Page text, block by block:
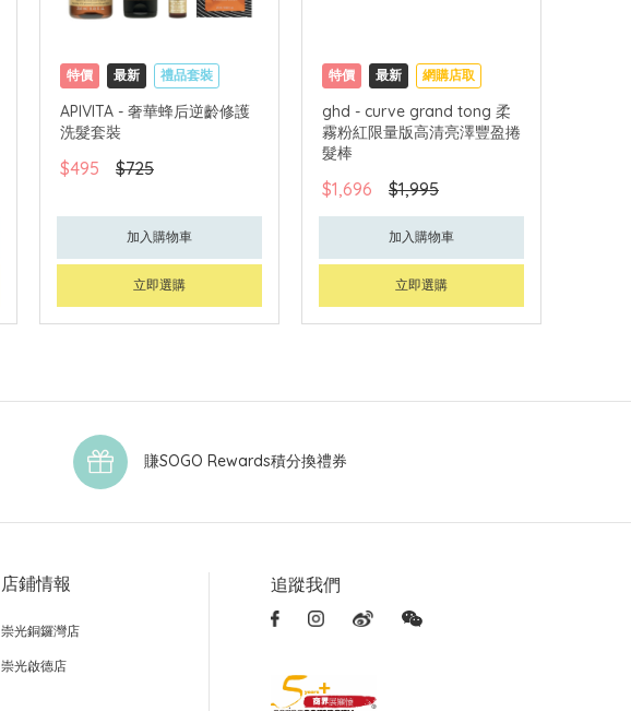
特價 最新
禮品套裝
網購店取
可中國內地配送
APIVITA - 奢華蜂后逆齡修護
洗髮套裝
$495 $725
加入購物車
立即選購
特價 最新 網購店取
ghd - curve grand tong 柔
霧粉紅限量版高清亮澤豐盈捲
髮棒
$1,696 $1,995
加入購物車
立即選購
賺SOGO Rewards積分換禮券
店鋪情報
崇光銅鑼灣店
崇光啟德店
追蹤我們